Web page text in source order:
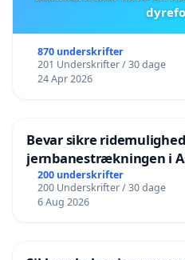
870 underskrifter
201 Underskrifter / 30 dage
24 Apr 2026
Bevar sikre
jernbanestrækningen i
200 underskrifter
200 Underskrifter / 30 dage
6 Aug 2026